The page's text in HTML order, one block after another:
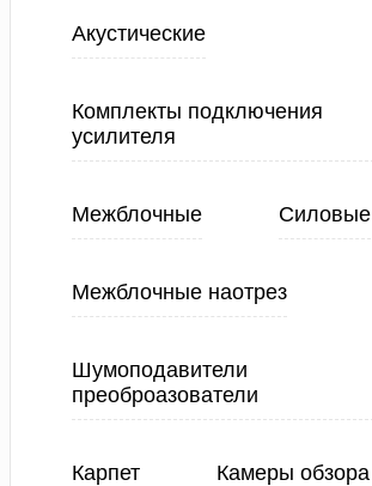
Акустические
Комплекты подключения
усилителя
Межблочные Силовые
Межблочные наотрез
Шумоподавители
преоброазователи
Карпет Камеры обзора